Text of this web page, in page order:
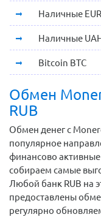
Наличные EUR
Наличные
Bitcoin BTC
Обмен
RUB
Обмен денег с
популярное
финансово
собираем самые
Любой банк RUB на
предоставлены
регулярно